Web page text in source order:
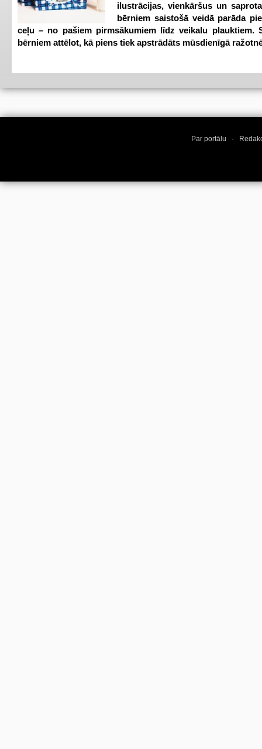
ilustrācijas, vienkāršus un
bērniem saistošā veidā parāda
ceļu – no pašiem pirmsākumiem līdz veikalu plauktiem.
bērniem attēlot, kā piens tiek apstrādāts mūsdienīgā
Par portālu ·